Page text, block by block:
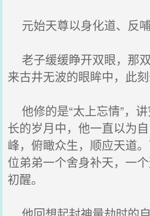
元始天尊以身化道、反哺
老子缓缓睁开双眼，那
来古井无波的眼眸中，此
他修的是“太上忘情”，讲
长的岁月中，他一直以为
峰，俯瞰众生，顺应天道
位弟弟一个舍身补天，一
初醒。